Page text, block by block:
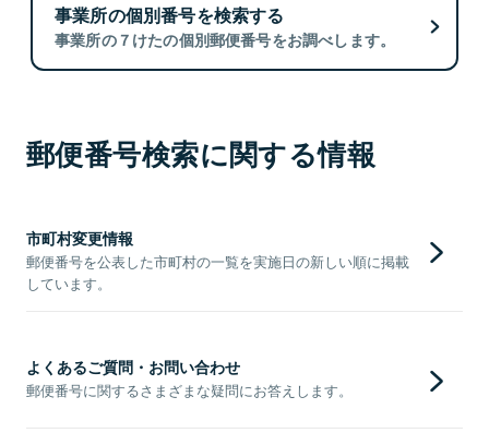
事業所の個別番号を検索する
事業所の７けたの個別郵便番号をお調べします。
郵便番号検索に関する情報
市町村変更情報
郵便番号を公表した市町村の一覧を実施日の新しい順に掲載
しています。
よくあるご質問・お問い合わせ
郵便番号に関するさまざまな疑問にお答えします。